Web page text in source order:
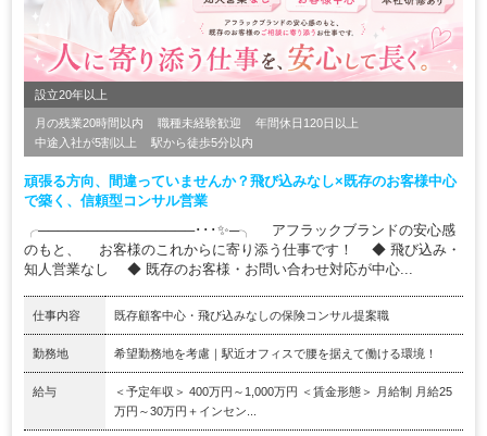
設立20年以上
月の残業20時間以内 職種未経験歓迎
年間休日120日以上
中途入社が5割以上
駅から徒歩5分以内
頑張る方向、間違っていませんか？飛び込みなし×既存のお客様中心
で築く、信頼型コンサル営業
╭────────────────･･･✨─╮ アフラックブランドの安心感
のもと、 お客様のこれからに寄り添う仕事です！ ◆ 飛び込み・
知人営業なし ◆ 既存のお客様・お問い合わせ対応が中心...
仕事内容 既存顧客中心・飛び込みなしの保険コンサル提案職
勤務地 希望勤務地を考慮｜駅近オフィスで腰を据えて働ける環境！
給与
＜予定年収＞ 400万円～1,000万円 ＜賃金形態＞ 月給制 月給25
万円～30万円＋インセン...